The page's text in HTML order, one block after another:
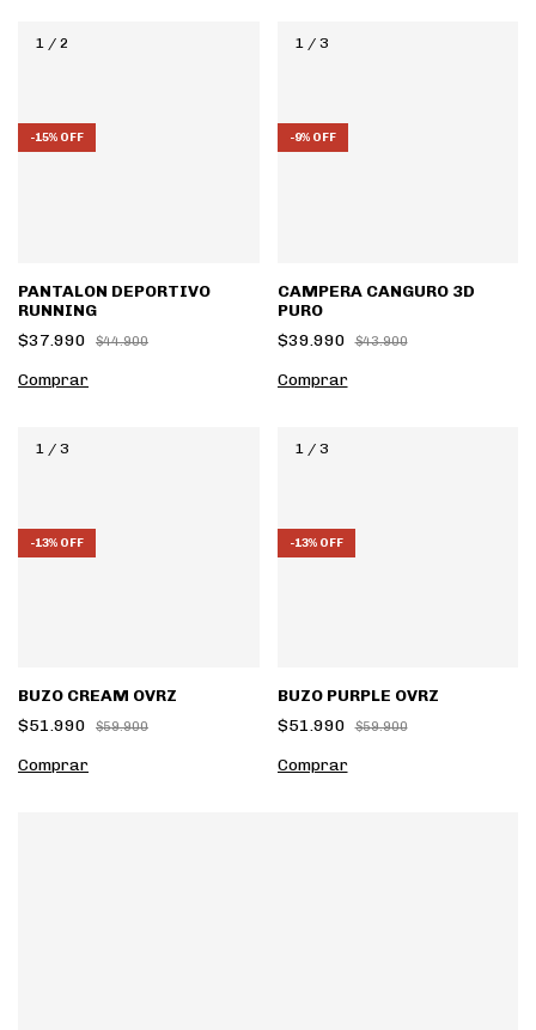
1 / 2
-15% OFF
PANTALON DEPORTIVO
RUNNING
$37.990
$44.900
Comprar
1/ 3
-9% OFF
CAMPERA CANGURO 3D
PURO
$39.990
$43.900
Comprar
1 / 3
-13% OFF
BUZO CREAM OVRZ
$51.990
$59.900
Comprar
1 / 3
-13% OFF
BUZO PURPLE OVRZ
$51.990
$59.900
Comprar